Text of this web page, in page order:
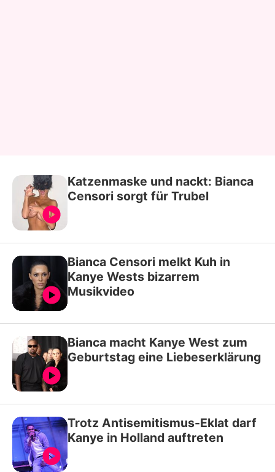
Katzenmaske und nackt: Bianca
Censori sorgt für Trubel
Bianca Censori melkt Kuh in
Kanye Wests bizarrem
Musikvideo
Bianca macht Kanye West zum
Geburtstag eine Liebeserklärung
Trotz Antisemitismus-Eklat darf
Kanye in Holland auftreten